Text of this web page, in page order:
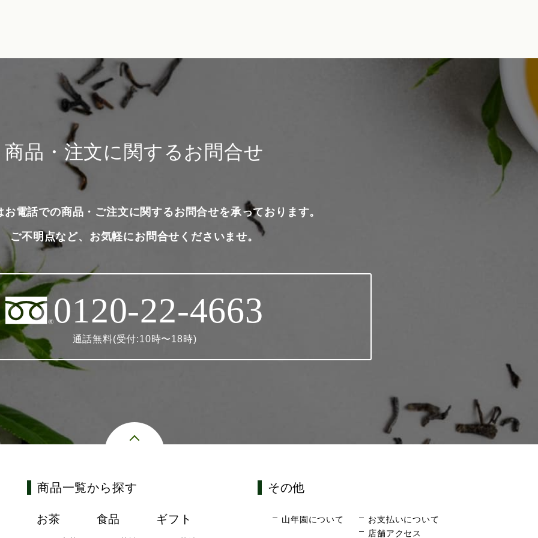
商品・注文に関するお問合せ
お電話での商品・ご注文に関するお問合せを承っております。
ご不明点など、お気軽にお問合せくださいませ。
0120-22-4663
通話無料(受付:10時〜18時)
商品一覧から探す
お茶 食品 ギフト
その他
山年園について
お支払いについて
店舗アクセス